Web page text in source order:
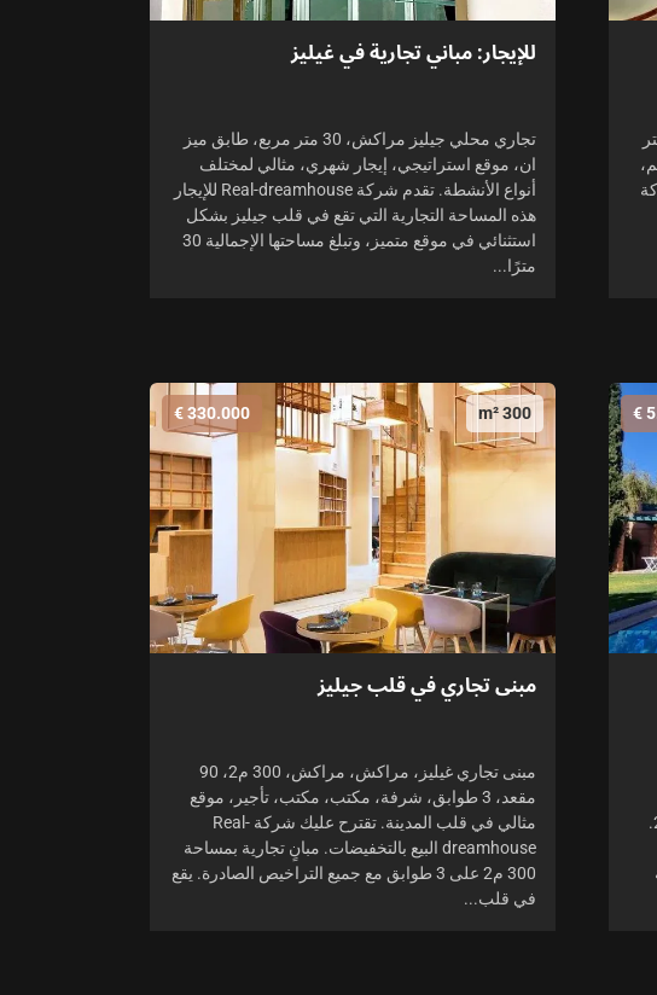
متر مربع، 200 متر
للإيجار: مباني تجارية في غيليز
تجاري محلي جيليز مراكش، 30 متر مربع، طابق ميز
ان، موقع استراتيجي، إيجار شهري، مثالي لمختلف
أنواع الأنشطة. تقدم شركة Real-dreamhouse للإيجار
هذه المساحة التجارية التي تقع في قلب جيليز بشكل
استثنائي في موقع متميز، وتبلغ مساحتها الإجمالية 30
مترًا...
أشجار، موقف سيارات، سكن هادئ مع أمن 24/24.
300 m²
330.000 €
مبنى تجاري في قلب جيليز
مبنى تجاري غيليز، مراكش، مراكش، 300 م2، 90
مقعد، 3 طوابق، شرفة، مكتب، مكتب، تأجير، موقع
مثالي في قلب المدينة. تقترح عليك شركة Real-
dreamhouse البيع بالتخفيضات. مبانٍ تجارية بمساحة
300 م2 على 3 طوابق مع جميع التراخيص الصادرة. يقع
في قلب...